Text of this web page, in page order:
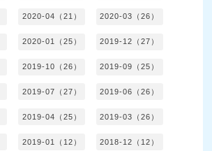
2020-04（21） 2020-03（26）
2020-01（25） 2019-12（27）
2019-10（26） 2019-09（25）
2019-07（27） 2019-06（26）
2019-04（25） 2019-03（26）
2019-01（12） 2018-12（12）